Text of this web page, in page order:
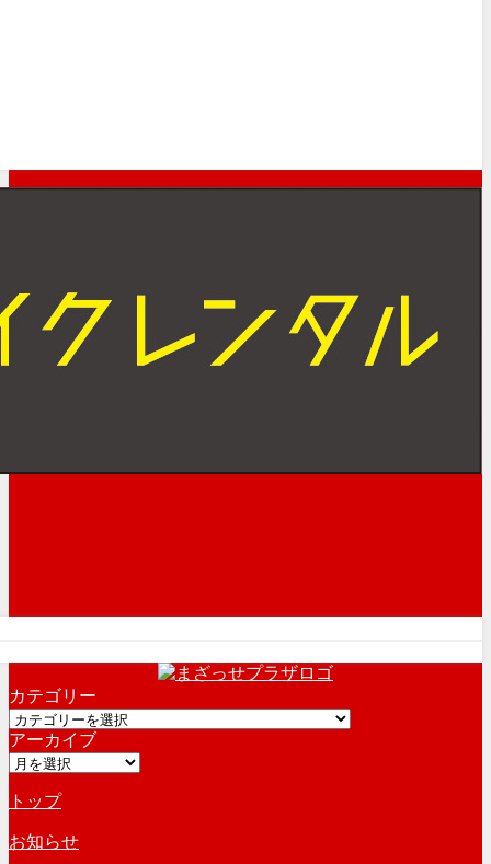
カテゴリー
カ
テ
ゴ
ー
アーカイブ
ア
カ
イ
ブ
トップ
お知らせ